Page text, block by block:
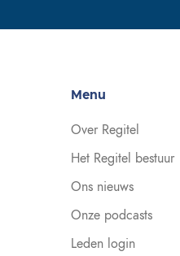
Menu
Over Regitel
Het Regitel bestuur
Ons nieuws
Onze podcasts
Leden login